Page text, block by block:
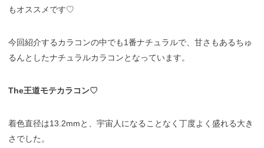
もオススメです♡
今回紹介するカラコンの中でも1番ナチュラルで、甘さもあるちゅ
るんとしたナチュラルカラコンとなっています。
The王道モテカラコン♡
着色直径は13.2mmと、宇宙人になることなく丁度よく盛れる大き
さでした。